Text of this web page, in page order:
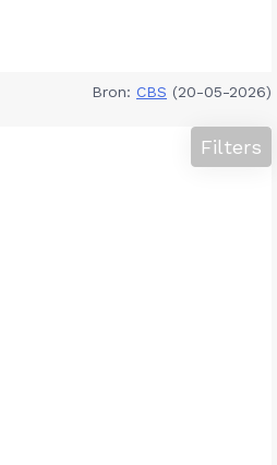
Bron: CBS (20-05-2026)
Filters